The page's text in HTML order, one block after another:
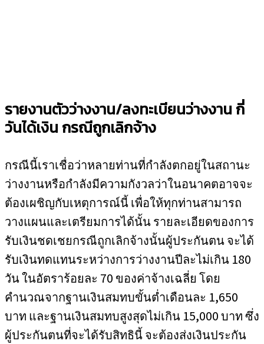
รายงานตัวว่างงาน/ลงทะเบียนว่างงาน กี่
วันได้เงิน กรณีถูกเลิกจ้าง
กรณีนี้เราเชื่อว่าหลายท่านที่กำลังตกอยู่ในสถานะ
ว่างงานหรือกำลังมีความกังวลว่าในอนาคตอาจจะ
ต้องเผชิญกับเหตุการณ์นี้ เพื่อให้ทุกท่านสามารถ
วางแผนและเตรียมการได้นั้น รายละเอียดของการ
รับเงินชดเชยกรณีถูกเลิกจ้างนั้นผู้ประกันตน จะได้
รับเงินทดแทนระหว่างการว่างงานปีละไม่เกิน 180
วัน ในอัตราร้อยละ 70 ของค่าจ้างเฉลี่ย โดย
คำนวณจากฐานเงินสมทบขั้นต่ำเดือนละ 1,650
บาท และฐานเงินสมทบสูงสุดไม่เกิน 15,000 บาท ซึ่ง
ผู้ประกันตนที่จะได้รับสิทธินี้ จะต้องส่งเงินประกัน